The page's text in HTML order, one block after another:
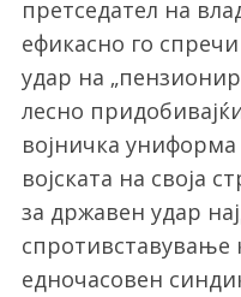
претседател на
ефикасно го
удар на
лесно
војничка униформа
војската на своја
за државен удар
спротивставување
едночасовен